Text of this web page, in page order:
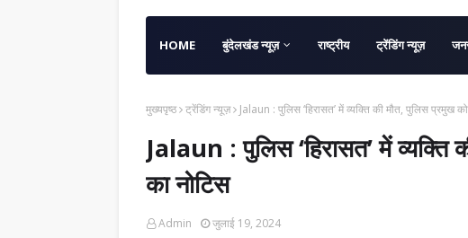
HOME बुंदेलखंड न्यूज़ राष्ट्रीय ट्रेंडिंग न्यूज़
मुख्यपृष्ठ ट्रेंडिंग न्यूज़ Jalaun : पुलिस ‘हिरासत’ में व्यक्ति की मौत, पुलिस प्रमुख
Jalaun : पुलिस ‘हिरासत’ में
का नोटिस
Admin जुलाई 19, 2024